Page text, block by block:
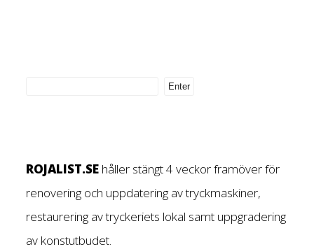
ROJALIST.SE håller stängt 4 veckor framöver för
renovering och uppdatering av tryckmaskiner,
restaurering av tryckeriets lokal samt uppgradering
av konstutbudet.